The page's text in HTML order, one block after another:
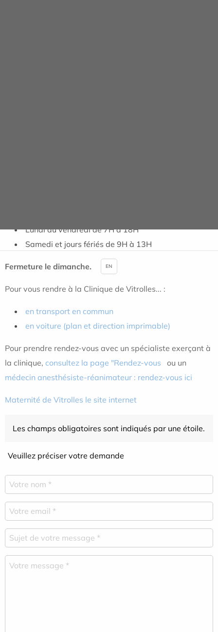
Lundi au vendredi de 7H à 18H
Samedi et jours fériés de 9H à 13H
Fermeture le dimanche.
Pour vous rendre à la Clinique de Vitrolles... :
en transport en commun
en voiture (plan et direction imprimable)
Pour prendre rendez-vous avec un spécialiste exerçant à
la clinique, consultez la page "Rendez-vous
ou un
médecin anesthésiste-réanimateur : rendez-vous ici
Maternité de Vitrolles le site internet
Les champs obligatoires sont indiqués par une étoile.
Veuillez préciser votre demande
EN